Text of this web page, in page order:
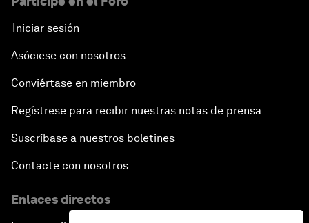
Iniciar sesión
Asóciese con nosotros
Conviértase en miembro
Regístrese para recibir nuestras notas de prensa
Suscríbase a nuestros boletines
Contacte con nosotros
Enlaces directos